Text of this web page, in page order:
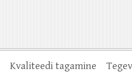
Kvaliteedi tagamine